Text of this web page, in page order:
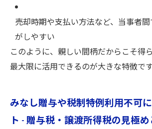
売却時期や支払い方法など、当事者
がしやすい
このように、親しい間柄だからこそ得
最大限に活用できるのが大きな特徴です
みなし贈与や税制特例利用不可
ト - 贈与税・譲渡所得税の見極